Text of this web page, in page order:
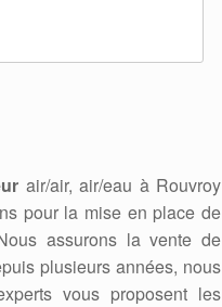
air/air, air/eau à Rouvroy
pour la mise en place de
assurons la vente de
plusieurs années, nous
vous proposent les